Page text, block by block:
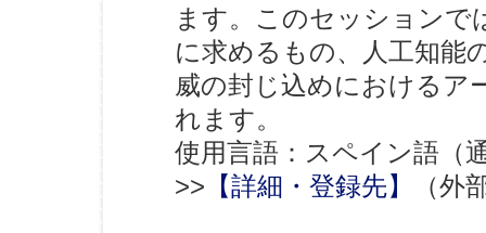
ます。このセッション
に求めるもの、人工知能
威の封じ込めにおけるア
れます。
使用言語：スペイン語（
>> 【詳細・登録先】 （外